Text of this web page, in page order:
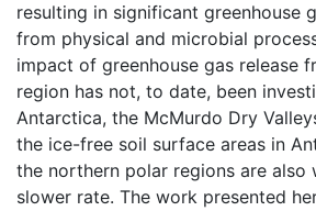
resulting in significant greenhouse
from physical and microbial
impact of greenhouse gas release
region has not, to date, been
Antarctica, the McMurdo Dry
the ice-free soil surface areas in
the northern polar regions are also
slower rate. The work presented